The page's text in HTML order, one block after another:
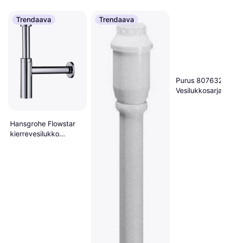
Trendaava
Hansgrohe Flowstar
kierrevesilukko
Trendaava
Purus
Vesilukkosarja